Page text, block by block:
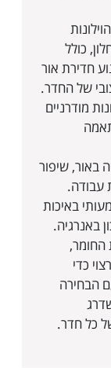
כולל
חדירת אור
של החדר.
מודרניים
באור, שיפור
עבודה.
באיכות
באנרגיה.
החומר,
כדי
הבחירה
כל חדר.